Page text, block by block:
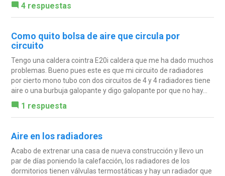
4 respuestas
Como quito bolsa de aire que circula por
circuito
Tengo una caldera cointra E20i caldera que me ha dado muchos
problemas. Bueno pues este es que mi circuito de radiadores
por cierto mono tubo con dos circuitos de 4 y 4 radiadores tiene
aire o una burbuja galopante y digo galopante por que no hay...
1 respuesta
Aire en los radiadores
Acabo de extrenar una casa de nueva construcción y llevo un
par de días poniendo la calefacción, los radiadores de los
dormitorios tienen válvulas termostáticas y hay un radiador que